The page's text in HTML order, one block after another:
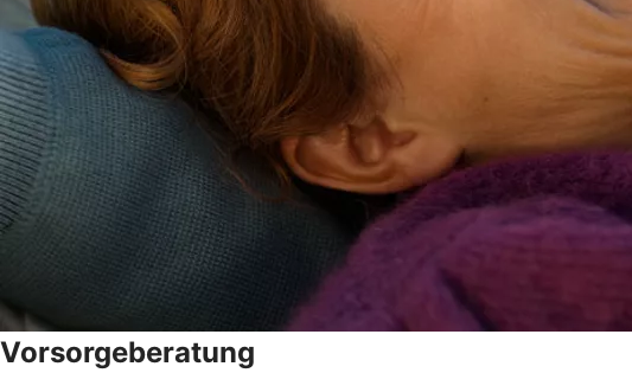
Vorsorgeberatung